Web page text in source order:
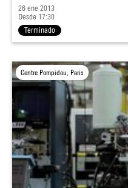
26 ene 2013
Desde 17:30
Terminado
Centre Pompidou, Paris